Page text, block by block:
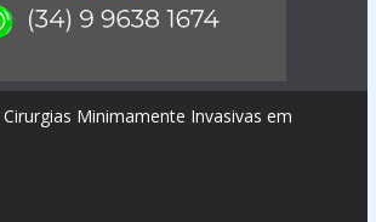
Cirurgias Minimamente Invasivas em